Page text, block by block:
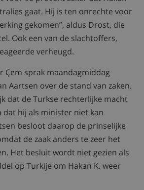
gaat. Hij is ten onrechte voor
gekomen”, aldus Drost, die
Ook een van de slachtoffers,
verheugd.
Çem sprak maandagmiddag
Aartsen over de stand van zaken.
dat de Turkse rechterlijke macht
dat hij als minister niet kan
besloot daarop de prinselijke
de zaak anders te zeer het
Het besluit wordt niet gezien als
op Turkije om Hakan K. weer